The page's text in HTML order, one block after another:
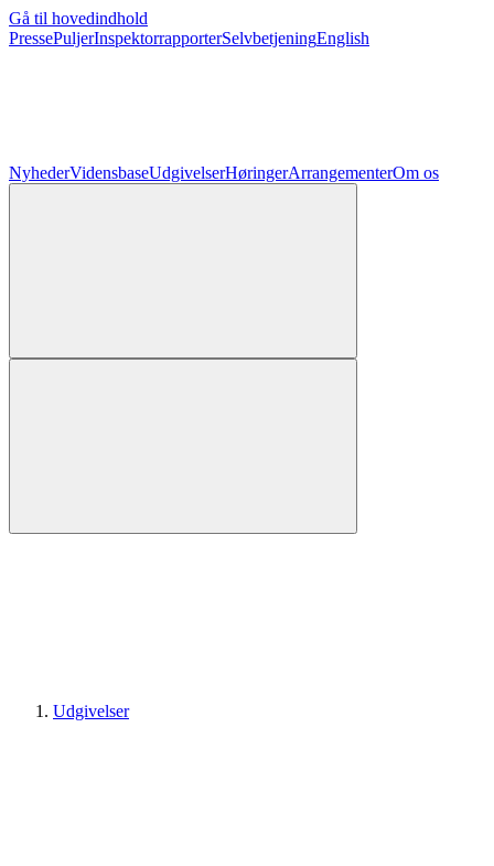
Gå til hovedindhold
PressePuljerInspektorrapporterSelvbetjeningEnglish
NyhederVidensbaseUdgivelserHøringerArrangementerOm os
Udgivelser